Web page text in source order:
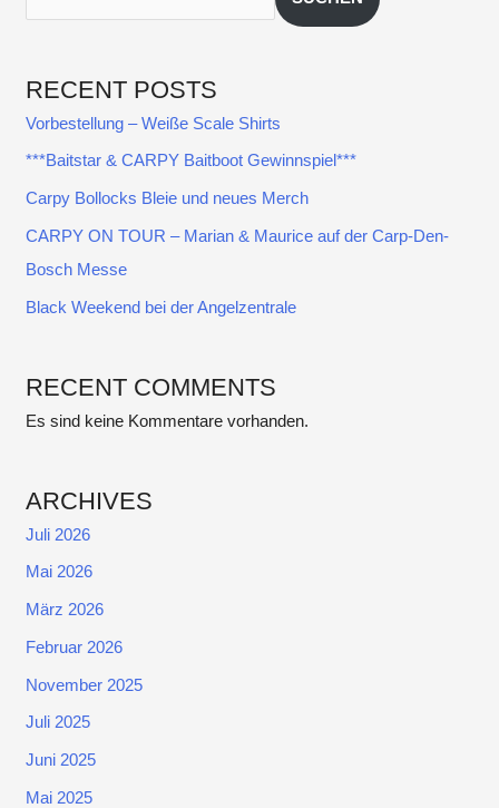
RECENT POSTS
Vorbestellung – Weiße Scale Shirts
***Baitstar & CARPY Baitboot Gewinnspiel***
Carpy Bollocks Bleie und neues Merch
CARPY ON TOUR – Marian & Maurice auf der Carp-Den-
Bosch Messe
Black Weekend bei der Angelzentrale
RECENT COMMENTS
Es sind keine Kommentare vorhanden.
ARCHIVES
Juli 2026
Mai 2026
März 2026
Februar 2026
November 2025
Juli 2025
Juni 2025
Mai 2025